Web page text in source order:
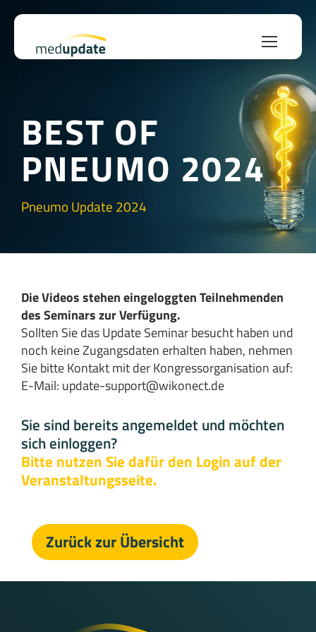
BEST OF
PNEUMO 2024
Pneumo Update 2024
Die Videos stehen eingeloggten Teilnehmenden
des Seminars zur Verfügung.
Sollten Sie das Update Seminar besucht haben und
noch keine Zugangsdaten erhalten haben, nehmen
Sie bitte Kontakt mit der Kongressorganisation auf:
E-Mail: update-support@wikonect.de
Sie sind bereits angemeldet und möchten
sich einloggen?
Bitte nutzen Sie dafür den Login auf der
Veranstaltungsseite.
Zurück zur Übersicht